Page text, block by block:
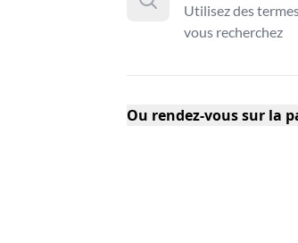
Utilisez des
vous recherchez
Ou rendez-vous sur la